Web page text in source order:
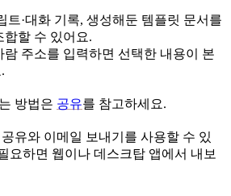
트·대화 기록, 생성해둔 템플릿 문서를
합할 수 있어요.
람 주소를 입력하면 선택한 내용이 본
방법은 공유를 참고하세요.
유와 이메일 보내기를 사용할 수 있
요하면 웹이나 데스크탑 앱에서 내보